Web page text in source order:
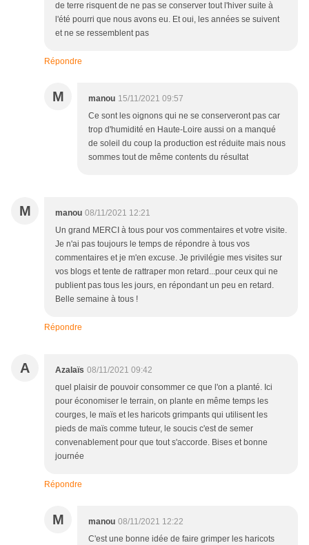
de terre risquent de ne pas se conserver tout l'hiver suite à
l'été pourri que nous avons eu. Et oui, les années se suivent
et ne se ressemblent pas
Répondre
M manou 15/11/2021 09:57
Ce sont les oignons qui ne se conserveront pas car
trop d'humidité en Haute-Loire aussi on a manqué
de soleil du coup la production est réduite mais nous
sommes tout de même contents du résultat
M manou 08/11/2021 12:21
Un grand MERCI à tous pour vos commentaires et votre visite.
Je n'ai pas toujours le temps de répondre à tous vos
commentaires et je m'en excuse. Je privilégie mes visites sur
vos blogs et tente de rattraper mon retard...pour ceux qui ne
publient pas tous les jours, en répondant un peu en retard.
Belle semaine à tous !
Répondre
A Azalaïs 08/11/2021 09:42
quel plaisir de pouvoir consommer ce que l'on a planté. Ici
pour économiser le terrain, on plante en même temps les
courges, le maïs et les haricots grimpants qui utilisent les
pieds de maïs comme tuteur, le soucis c'est de semer
convenablement pour que tout s'accorde. Bises et bonne
journée
Répondre
M manou 08/11/2021 12:22
C'est une bonne idée de faire grimper les haricots